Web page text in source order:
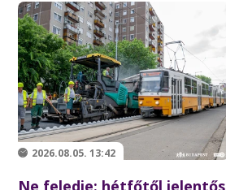
2026.08.05. 13:42
Ne feledje: hétfőtől jelentős